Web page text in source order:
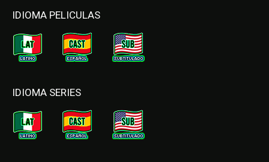
IDIOMA PELICULAS
IDIOMA SERIES